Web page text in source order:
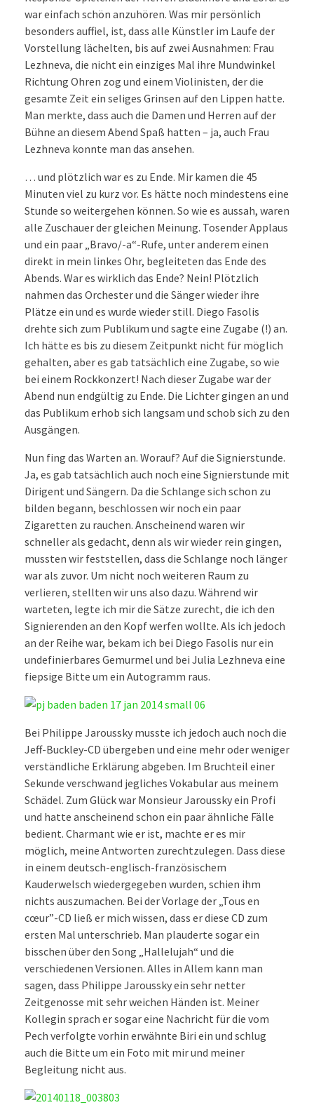
war einfach schön anzuhören. Was mir persönlich
besonders auffiel, ist, dass alle Künstler im Laufe der
Vorstellung lächelten, bis auf zwei Ausnahmen: Frau
Lezhneva, die nicht ein einziges Mal ihre Mundwinkel
Richtung Ohren zog und einem Violinisten, der die
gesamte Zeit ein seliges Grinsen auf den Lippen hatte.
Man merkte, dass auch die Damen und Herren auf der
Bühne an diesem Abend Spaß hatten – ja, auch Frau
Lezhneva konnte man das ansehen.
… und plötzlich war es zu Ende. Mir kamen die 45
Minuten viel zu kurz vor. Es hätte noch mindestens eine
Stunde so weitergehen können. So wie es aussah, waren
alle Zuschauer der gleichen Meinung. Tosender Applaus
und ein paar „Bravo/-a“-Rufe, unter anderem einen
direkt in mein linkes Ohr, begleiteten das Ende des
Abends. War es wirklich das Ende? Nein! Plötzlich
nahmen das Orchester und die Sänger wieder ihre
Plätze ein und es wurde wieder still. Diego Fasolis
drehte sich zum Publikum und sagte eine Zugabe (!) an.
Ich hätte es bis zu diesem Zeitpunkt nicht für möglich
gehalten, aber es gab tatsächlich eine Zugabe, so wie
bei einem Rockkonzert! Nach dieser Zugabe war der
Abend nun endgültig zu Ende. Die Lichter gingen an und
das Publikum erhob sich langsam und schob sich zu den
Ausgängen.
Nun fing das Warten an. Worauf? Auf die Signierstunde.
Ja, es gab tatsächlich auch noch eine Signierstunde mit
Dirigent und Sängern. Da die Schlange sich schon zu
bilden begann, beschlossen wir noch ein paar
Zigaretten zu rauchen. Anscheinend waren wir
schneller als gedacht, denn als wir wieder rein gingen,
mussten wir feststellen, dass die Schlange noch länger
war als zuvor. Um nicht noch weiteren Raum zu
verlieren, stellten wir uns also dazu. Während wir
warteten, legte ich mir die Sätze zurecht, die ich den
Signierenden an den Kopf werfen wollte. Als ich jedoch
an der Reihe war, bekam ich bei Diego Fasolis nur ein
undefinierbares Gemurmel und bei Julia Lezhneva eine
fiepsige Bitte um ein Autogramm raus.
Bei Philippe Jaroussky musste ich jedoch auch noch die
Jeff-Buckley-CD übergeben und eine mehr oder weniger
verständliche Erklärung abgeben. Im Bruchteil einer
Sekunde verschwand jegliches Vokabular aus meinem
Schädel. Zum Glück war Monsieur Jaroussky ein Profi
und hatte anscheinend schon ein paar ähnliche Fälle
bedient. Charmant wie er ist, machte er es mir
möglich, meine Antworten zurechtzulegen. Dass diese
in einem deutsch-englisch-französischem
Kauderwelsch wiedergegeben wurden, schien ihm
nichts auszumachen. Bei der Vorlage der „Tous en
cœur”-CD ließ er mich wissen, dass er diese CD zum
ersten Mal unterschrieb. Man plauderte sogar ein
bisschen über den Song „Hallelujah“ und die
verschiedenen Versionen. Alles in Allem kann man
sagen, dass Philippe Jaroussky ein sehr netter
Zeitgenosse mit sehrweichen Händen ist. Meiner
Kollegin sprach er sogar eine Nachricht für die vom
Pech verfolgte vorhin erwähnte Biri ein und schlug
auch die Bitte um ein Foto mit mir und meiner
Begleitung nicht aus.